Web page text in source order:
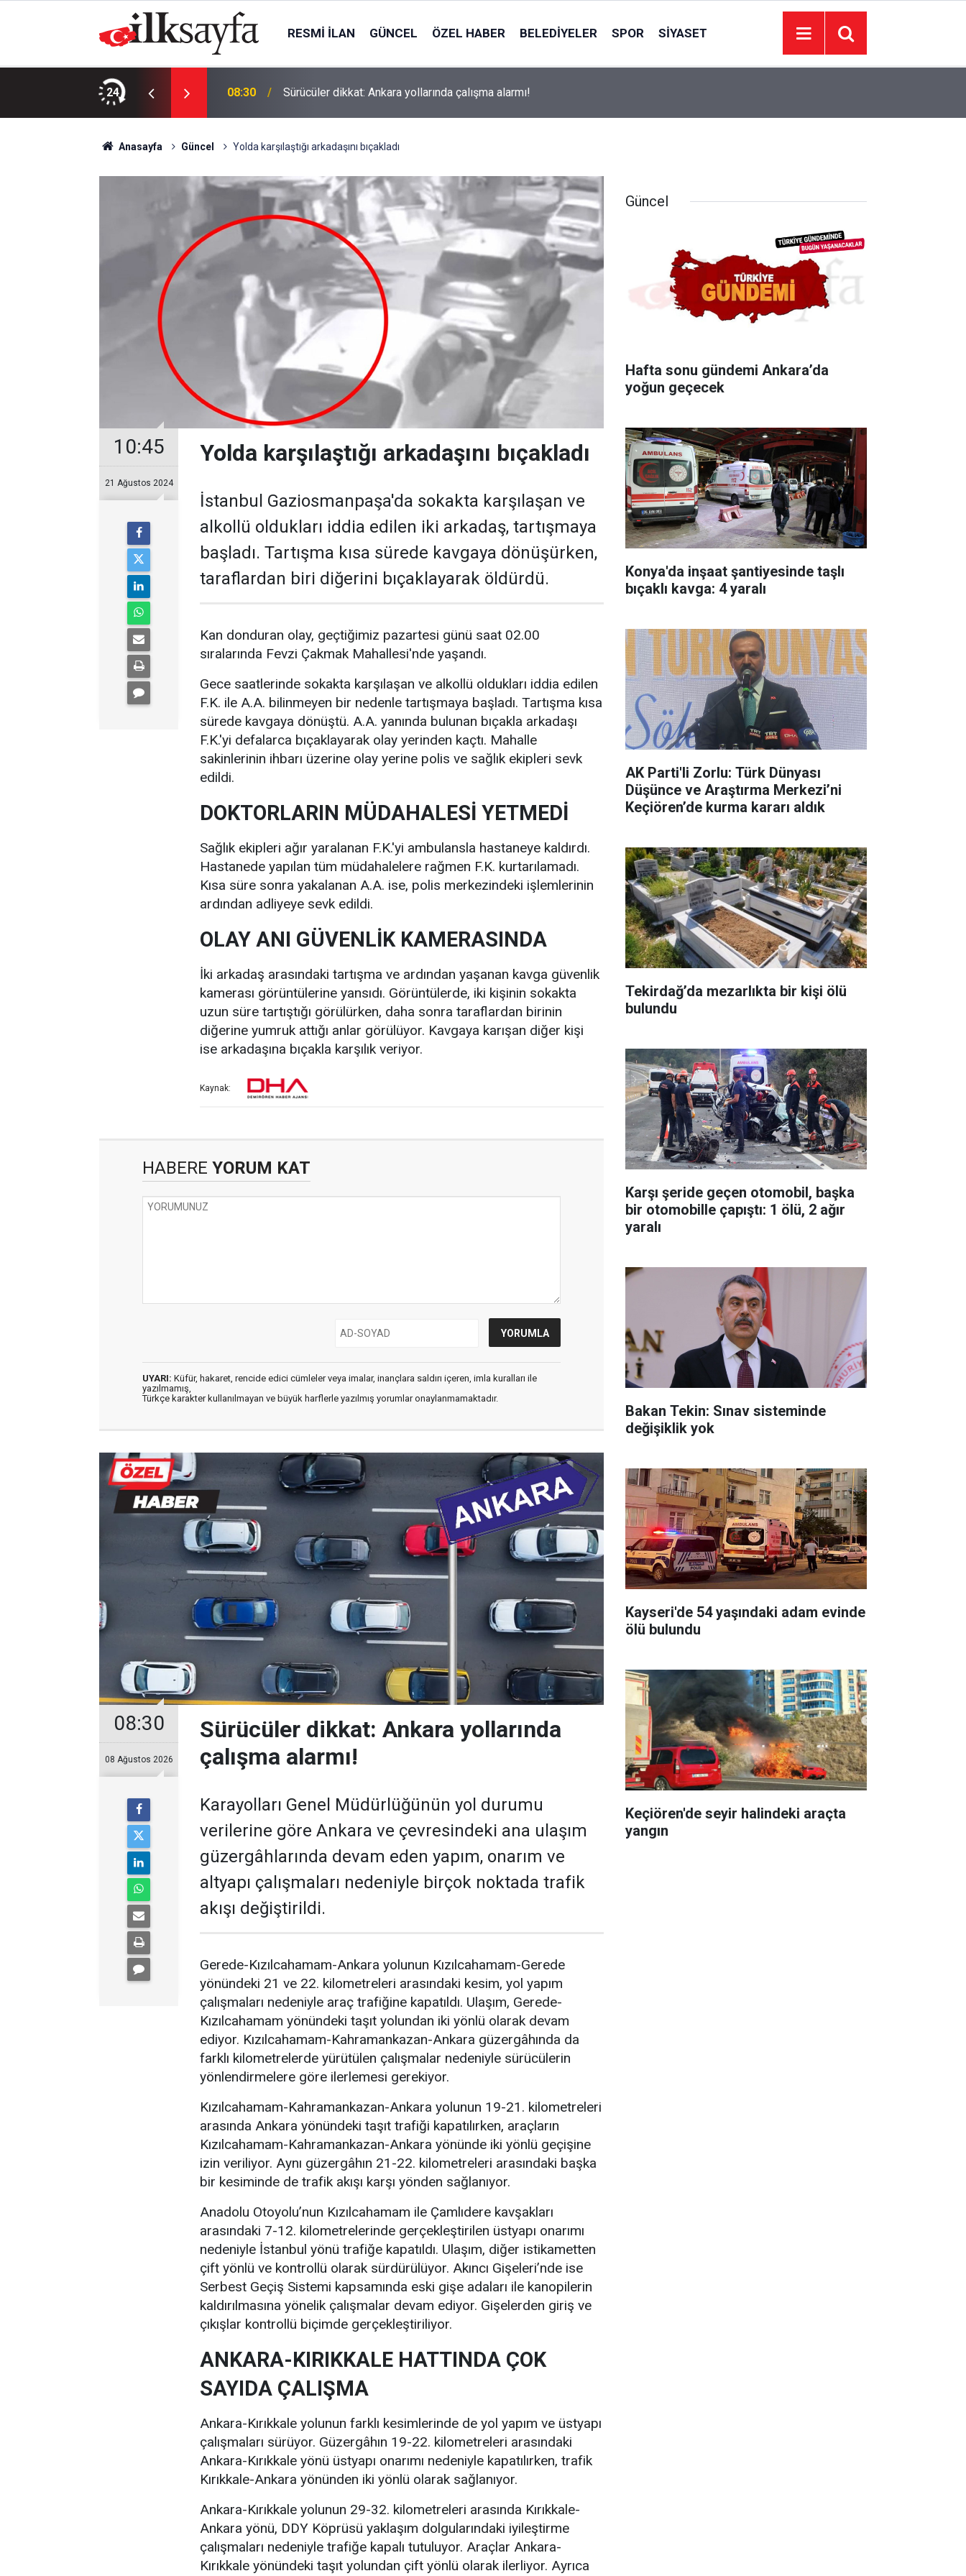
RESMI İLAN GÜNCEL ÖZEL HABER BELEDIYELER SPOR SIYASET
24 08:30 Sürücüler dikkat: Ankara yollarında çalışma alarmı!
Anasayfa Güncel Yolda karşılaştığı arkadaşını bıçakladı
10:45
21 Ağustos 2024
Yolda karşılaştığı arkadaşını bıçakladı
İstanbul Gaziosmanpaşa'da sokakta karşılaşan ve
alkollü oldukları iddia edilen iki arkadaş, tartışmaya
başladı. Tartışma kısa sürede kavgaya dönüşürken,
taraflardan biri diğerini bıçaklayarak öldürdü.
Kan donduran olay, geçtiğimiz pazartesi günü saat 02.00
sıralarında Fevzi Çakmak Mahallesi'nde yaşandı.
Gece saatlerinde sokakta karşılaşan ve alkollü oldukları iddia edilen
F.K. ile A.A. bilinmeyen bir nedenle tartışmaya başladı. Tartışma kısa
sürede kavgaya dönüştü. A.A. yanında bulunan bıçakla arkadaşı
F.K.'yi defalarca bıçaklayarak olay yerinden kaçtı. Mahalle
sakinlerinin ihbarı üzerine olay yerine polis ve sağlık ekipleri sevk
edildi.
DOKTORLARIN MÜDAHALESİ YETMEDİ
Sağlık ekipleri ağır yaralanan F.K.'yi ambulansla hastaneye kaldırdı.
Hastanede yapılan tüm müdahalelere rağmen F.K. kurtarılamadı.
Kısa süre sonra yakalanan A.A. ise, polis merkezindeki işlemlerinin
ardından adliyeye sevk edildi.
OLAY ANI GÜVENLİK KAMERASINDA
İki arkadaş arasındaki tartışma ve ardından yaşanan kavga güvenlik
kamerası görüntülerine yansıdı. Görüntülerde, iki kişinin sokakta
uzun süre tartıştığı görülürken, daha sonra taraflardan birinin
diğerine yumruk attığı anlar görülüyor. Kavgaya karışan diğer kişi
ise arkadaşına bıçakla karşılık veriyor.
Kaynak:
HABERE YORUM KAT
UYARI: Küfür, hakaret, rencide edici cümleler veya imalar, inançlara saldırı içeren, imla kuralları ile
yazılmamış,
Türkçe karakter kullanılmayan ve büyük harflerle yazılmış yorumlar onaylanmamaktadır.
08:30
08 Ağustos 2026
Sürücüler dikkat: Ankara yollarında
çalışma alarmı!
Karayolları Genel Müdürlüğünün yol durumu
verilerine göre Ankara ve çevresindeki ana ulaşım
güzergâhlarında devam eden yapım, onarım ve
altyapı çalışmaları nedeniyle birçok noktada trafik
akışı değiştirildi.
Gerede-Kızılcahamam-Ankara yolunun Kızılcahamam-Gerede
yönündeki 21 ve 22. kilometreleri arasındaki kesim, yol yapım
çalışmaları nedeniyle araç trafiğine kapatıldı. Ulaşım, Gerede-
Kızılcahamam yönündeki taşıt yolundan iki yönlü olarak devam
ediyor. Kızılcahamam-Kahramankazan-Ankara güzergâhında da
farklı kilometrelerde yürütülen çalışmalar nedeniyle sürücülerin
yönlendirmelere göre ilerlemesi gerekiyor.
Kızılcahamam-Kahramankazan-Ankara yolunun 19-21. kilometreleri
arasında Ankara yönündeki taşıt trafiği kapatılırken, araçların
Kızılcahamam-Kahramankazan-Ankara yönünde iki yönlü geçişine
izin veriliyor. Aynı güzergâhın 21-22. kilometreleri arasındaki başka
bir kesiminde de trafik akışı karşı yönden sağlanıyor.
Anadolu Otoyolu’nun Kızılcahamam ile Çamlıdere kavşakları
arasındaki 7-12. kilometrelerinde gerçekleştirilen üstyapı onarımı
nedeniyle İstanbul yönü trafiğe kapatıldı. Ulaşım, diğer istikametten
çift yönlü ve kontrollü olarak sürdürülüyor. Akıncı Gişeleri’nde ise
Serbest Geçiş Sistemi kapsamında eski gişe adaları ile kanopilerin
kaldırılmasına yönelik çalışmalar devam ediyor. Gişelerden giriş ve
çıkışlar kontrollü biçimde gerçekleştiriliyor.
ANKARA-KIRIKKALE HATTINDA ÇOK
SAYIDA ÇALIŞMA
Ankara-Kırıkkale yolunun farklı kesimlerinde de yol yapım ve üstyapı
çalışmaları sürüyor. Güzergâhın 19-22. kilometreleri arasındaki
Ankara-Kırıkkale yönü üstyapı onarımı nedeniyle kapatılırken, trafik
Kırıkkale-Ankara yönünden iki yönlü olarak sağlanıyor.
Ankara-Kırıkkale yolunun 29-32. kilometreleri arasında Kırıkkale-
Ankara yönü, DDY Köprüsü yaklaşım dolgularındaki iyileştirme
çalışmaları nedeniyle trafiğe kapalı tutuluyor. Araçlar Ankara-
Kırıkkale yönündeki taşıt yolundan çift yönlü olarak ilerliyor. Ayrıca
Güncel
Hafta sonu gündemi Ankara’da
yoğun geçecek
Konya'da inşaat şantiyesinde taşlı
bıçaklı kavga: 4 yaralı
AK Parti'li Zorlu: Türk Dünyası
Düşünce ve Araştırma Merkezi’ni
Keçiören’de kurma kararı aldık
Tekirdağ’da mezarlıkta bir kişi ölü
bulundu
Karşı şeride geçen otomobil, başka
bir otomobille çapıştı: 1 ölü, 2 ağır
yaralı
Bakan Tekin: Sınav sisteminde
değişiklik yok
Kayseri'de 54 yaşındaki adam evinde
ölü bulundu
Keçiören'de seyir halindeki araçta
yangın